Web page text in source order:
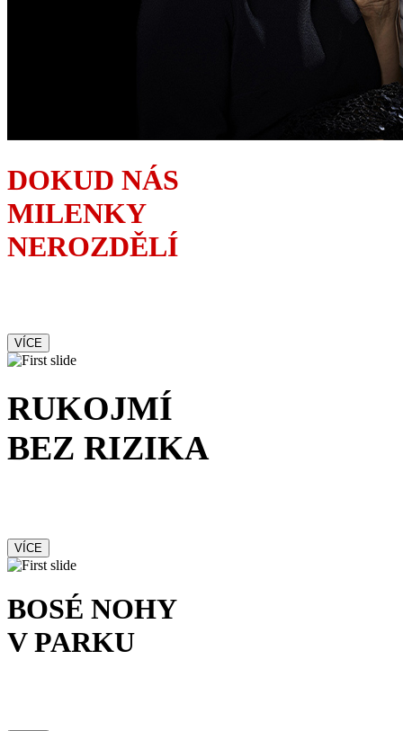
DOKUD NÁS
MILENKY
NEROZDĚLÍ
VÍCE
RUKOJMÍ
BEZ RIZIKA
VÍCE
BOSÉ NOHY
V PARKU